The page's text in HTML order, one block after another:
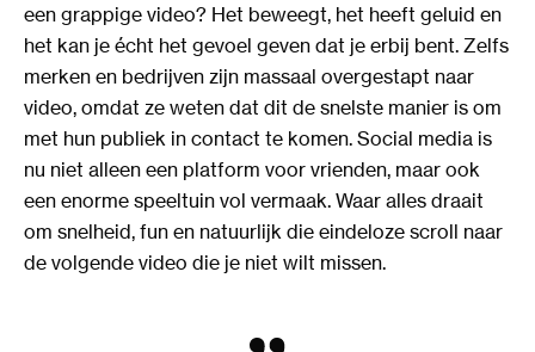
een grappige video? Het beweegt, het heeft geluid en
het kan je écht het gevoel geven dat je erbij bent. Zelfs
merken en bedrijven zijn massaal overgestapt naar
video, omdat ze weten dat dit de snelste manier is om
met hun publiek in contact te komen. Social media is
nu niet alleen een platform voor vrienden, maar ook
een enorme speeltuin vol vermaak. Waar alles draait
om snelheid, fun en natuurlijk die eindeloze scroll naar
de volgende video die je niet wilt missen.